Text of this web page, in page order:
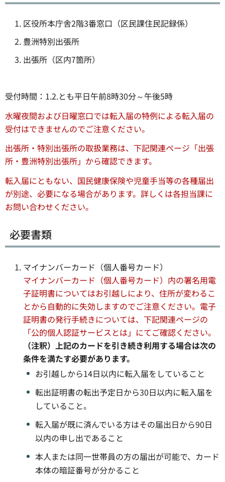
区役所本庁舎2階3番窓口（区民課住民記録係）
豊洲特別出張所
出張所（区内7箇所）
受付時間：1.2.とも平日午前8時30分～午後5時
水曜夜間および日曜窓口では転入届の特例による転入届の
受付はできませんのでご注意ください。
出張所・特別出張所の取扱業務は、下記関連ページ「出張
所・豊洲特別出張所」から確認できます。
転入届にともない、国民健康保険や児童手当等の各種届出
が別途、必要になる場合があります。詳しくは各担当課に
お問い合わせください。
必要書類
マイナンバーカード（個人番号カード）
マイナンバーカード（個人番号カード）内の署名用電
子証明書についてはお引越しにより、住所が変わるこ
とから自動的に失効しますのでご注意ください。電子
証明書の発行手続きについては、下記関連ページの
「公的個人認証サービスとは」にてご確認ください。
（注釈）上記のカードを引き続き利用する場合は次の
条件を満たす必要があります。
お引越しから14日以内に転入届をしていること
転出証明書の転出予定日から30日以内に転入届を
していること。
転入届が既に済んでいる方はその届出日から90日
以内の申し出であること
本人または同一世帯員の方の届出が可能で、カード
本体の暗証番号が分かること